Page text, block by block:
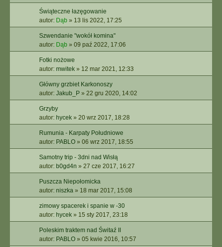
W
A
N
S
O
A
N
E
Świąteczne łazęgowanie
autor: Dąb » 13 lis 2022, 17:25
Szwendanie "wokół komina"
autor: Dąb » 09 paź 2022, 17:06
Fotki nożowe
autor: mwitek » 12 mar 2021, 12:33
Główny grzbiet Karkonoszy
autor: Jakub_P » 22 gru 2020, 14:02
Grzyby
autor: hycek » 20 wrz 2017, 18:28
Rumunia - Karpaty Południowe
autor: PABLO » 06 wrz 2017, 18:55
Samotny trip - 3dni nad Wisłą
autor: b0gd4n » 27 cze 2017, 16:27
Puszcza Niepołomicka
autor: niszka » 18 mar 2017, 15:08
zimowy spacerek i spanie w -30
autor: hycek » 15 sty 2017, 23:18
Poleskim traktem nad Świtaź II
autor: PABLO » 05 kwie 2016, 10:57